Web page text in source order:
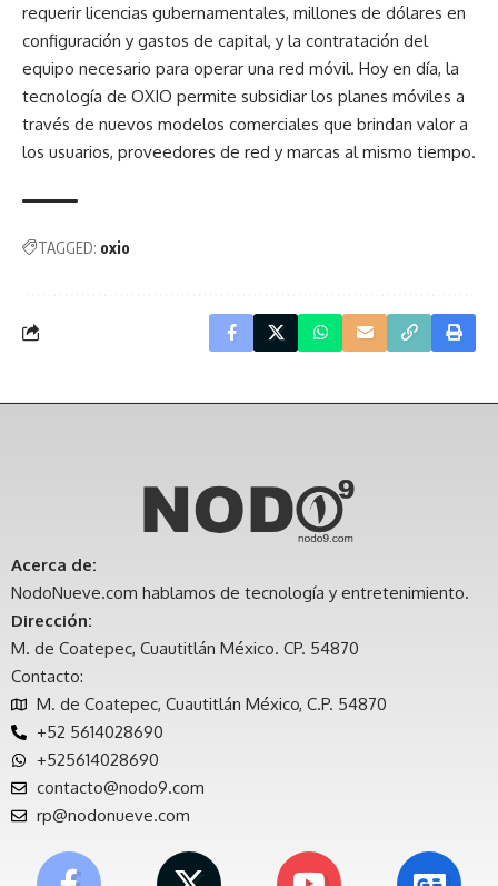
requerir licencias gubernamentales, millones de dólares en
configuración y gastos de capital, y la contratación del
equipo necesario para operar una red móvil. Hoy en día, la
tecnología de OXIO permite subsidiar los planes móviles a
través de nuevos modelos comerciales que brindan valor a
los usuarios, proveedores de red y marcas al mismo tiempo.
TAGGED: oxio
Acerca de:
NodoNueve.com hablamos de tecnología y entretenimiento.
Dirección:
M. de Coatepec, Cuautitlán México. CP. 54870
Contacto:
M. de Coatepec, Cuautitlán México, C.P. 54870
+52 5614028690
+525614028690
contacto@nodo9.com
rp@nodonueve.com